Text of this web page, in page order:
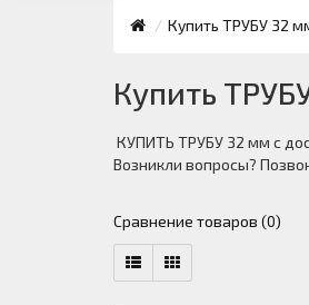
Купить ТРУБУ 32
Купить
КУПИТЬ ТРУБУ 32 мм с
Возникли вопросы?
Сравнение товаров (0)